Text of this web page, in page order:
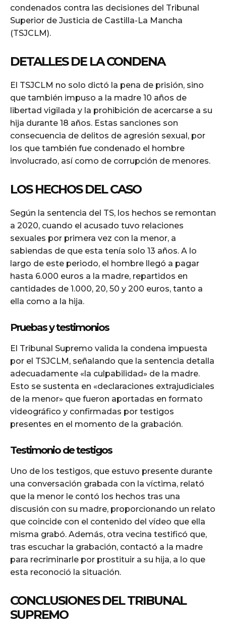
condenados contra las decisiones del Tribunal
Superior de Justicia de Castilla-La Mancha
(TSJCLM).
DETALLES DE LA CONDENA
El TSJCLM no solo dictó la pena de prisión, sino
que también impuso a la madre 10 años de
libertad vigilada y la prohibición de acercarse a su
hija durante 18 años. Estas sanciones son
consecuencia de delitos de agresión sexual, por
los que también fue condenado el hombre
involucrado, así como de corrupción de menores.
LOS HECHOS DEL CASO
Según la sentencia del TS, los hechos se remontan
a 2020, cuando el acusado tuvo relaciones
sexuales por primera vez con la menor, a
sabiendas de que esta tenía solo 13 años. A lo
largo de este periodo, el hombre llegó a pagar
hasta 6.000 euros a la madre, repartidos en
cantidades de 1.000, 20, 50 y 200 euros, tanto a
ella como a la hija.
Pruebas y testimonios
El Tribunal Supremo valida la condena impuesta
por el TSJCLM, señalando que la sentencia detalla
adecuadamente «la culpabilidad» de la madre.
Esto se sustenta en «declaraciones extrajudiciales
de la menor» que fueron aportadas en formato
videográfico y confirmadas por testigos
presentes en el momento de la grabación.
Testimonio de testigos
Uno de los testigos, que estuvo presente durante
una conversación grabada con la víctima, relató
que la menor le contó los hechos tras una
discusión con su madre, proporcionando un relato
que coincide con el contenido del vídeo que ella
misma grabó. Además, otra vecina testificó que,
tras escuchar la grabación, contactó a la madre
para recriminarle por prostituir a su hija, a lo que
esta reconoció la situación.
CONCLUSIONES DEL TRIBUNAL
SUPREMO